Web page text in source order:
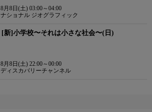
8月8日(土) 03:00～04:00
ナショナル ジオグラフィック
[新]小学校〜それは小さな社会〜(日)
8月8日(土) 22:00～00:00
ディスカバリーチャンネル